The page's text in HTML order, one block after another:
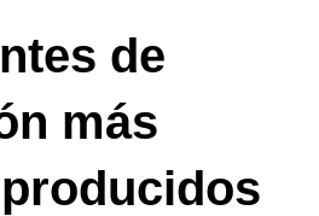
de
más